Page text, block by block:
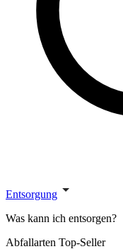
Entsorgung
Was kann ich entsorgen?
Abfallarten Top-Seller